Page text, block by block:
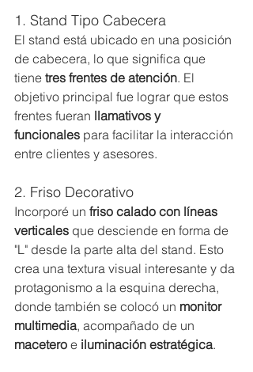
1. Stand Tipo Cabecera
El stand está ubicado en una posición
de cabecera, lo que significa que
tiene tres frentes de atención. El
objetivo principal fue lograr que estos
frentes fueran llamativos y
funcionales para facilitar la interacción
entre clientes y asesores.
2. Friso Decorativo
Incorporé un friso calado con líneas
verticales que desciende en forma de
"L" desde la parte alta del stand. Esto
crea una textura visual interesante y da
protagonismo a la esquina derecha,
donde también se colocó un monitor
multimedia, acompañado de un
macetero e iluminación estratégica.